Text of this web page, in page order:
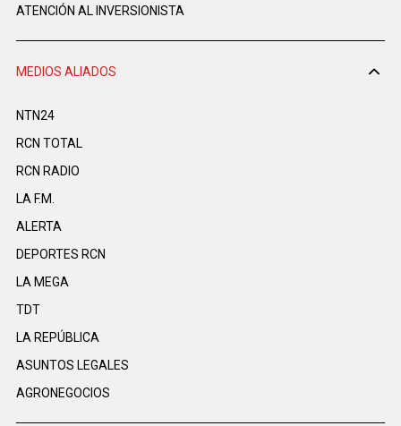
ATENCIÓN AL INVERSIONISTA
MEDIOS ALIADOS
NTN24
RCN TOTAL
RCN RADIO
LA F.M.
ALERTA
DEPORTES RCN
LA MEGA
TDT
LA REPÚBLICA
ASUNTOS LEGALES
AGRONEGOCIOS